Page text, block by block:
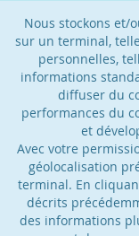
Nous stockons et/
sur un terminal,
personnelles,
informations
diffuser du
performances du
et
Avec votre
géolocalisation
terminal. En
décrits
des informations